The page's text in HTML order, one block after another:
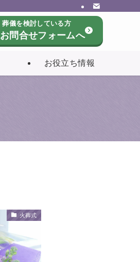
お役立ち情報
葬儀を検討している方
お問合せフォームへ
火葬式